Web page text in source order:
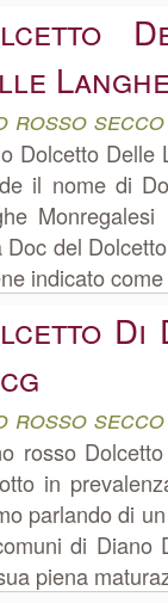
rosso secco
Dolcetto Delle
il nome di
Doc del
indicato
Di
rosso secco
rosso
in
parlando di
di Diano
piena